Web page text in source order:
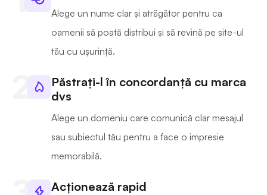
Alege un nume clar și atrăgător pentru ca
oamenii să poată distribui și să revină pe site-ul
tău cu ușurință.
Păstrați-l în concordanță cu marca
dvs
Alege un domeniu care comunică clar mesajul
sau subiectul tău pentru a face o impresie
memorabilă.
Acționează rapid